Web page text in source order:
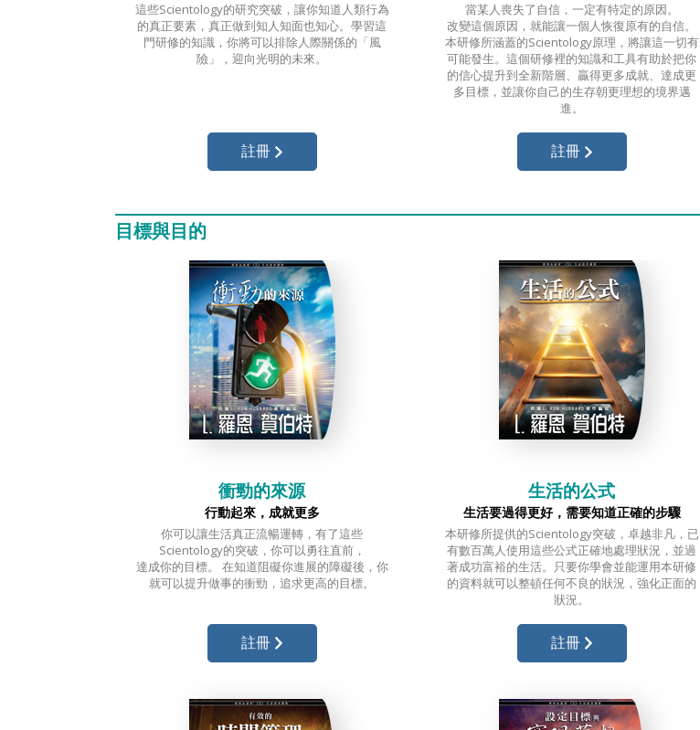
這些Scientology的研究突破，讓你知道人類行為
的真正要素，真正做到知人知面也知心。學習這
門研修的知識， 你將可以排除人際關係的「風
險」，迎向光明的未來。
註冊
當某人喪失了自信，一定有特定的原因。
改變這個原因，就能讓一個人恢復原有的自信。
本研修所涵蓋的Scientology原理， 將讓這一切有
可能發生。這個研修裡的知識和工具有助於把你
的信心提升到全新階層、贏得更多成就、達成更
多目標， 並讓你自己的生存朝更理想的境界邁
進。
註冊
目標與目的
衝勁的來源
行動起來，成就更多
你可以讓生活真正流暢運轉，有了這些
Scientology的突破，你可以勇往直前，
達成你的目標。
在知道阻礙你進展的障礙後， 你
就可以提升做事的衝勁，追求更高的目標。
註冊
生活的公式
生活要過得更好，需要知道正確的步驟
本研修所提供的Scientology突破，卓越非凡， 已
有數百萬人使用這些公式正確地處理狀況， 並過
著成功富裕的生活。 只要你學會並能運用本研修
的資料就可以整頓任何不良的狀況，強化正面的
狀況。
註冊